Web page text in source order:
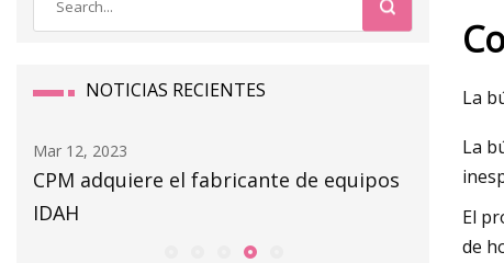
NOTICIAS RECIENTES
Mar 14, 2023
Riesgo de equipo
Mar 06,
con
La
La
El
de